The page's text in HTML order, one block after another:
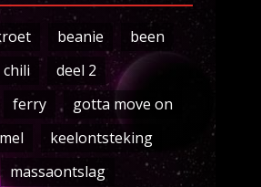
beanie
been
chili
deel 2
ferry
gotta move on
keelontsteking
massaontslag